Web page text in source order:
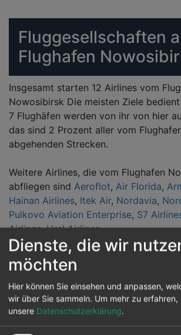
Fluggesellschaften
Flughafen
Insgesamt starten 12 Airlines vom
Nowosibirsk Die meisten Ziele
7 Flughäfen werden von ihr von hier
das sind 2 Prozent aller vom
abgehenden Strecken.
Weitere Airlines, die vom Flughafen
abfliegen sind Aeroflot, Air Florida,
Hainan Airlines, Itek Air, Nordavia,
Pulkovo Aviation Enterprise, S7
Airlines,Ural Airlines
Reiseziele von
Vom Flughafen Nowosibirsk können
Flughäfen in diversen Ländern werden
angeflogen. Hauptziel ist der
Dienste, die wir
möchten
Hier können Sie einsehen und anpassen,
wir über Sie sammeln. Um mehr zu
unsere Datenschutzerklärung.